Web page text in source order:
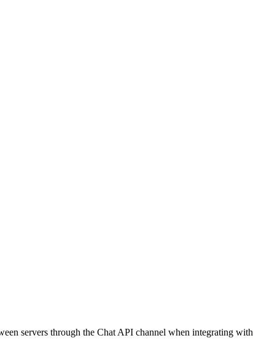
servers through the Chat API channel when integrating with